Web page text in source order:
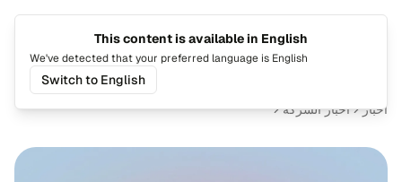
أخبار أخبار الشركة
This content is available in English
We've detected that your preferred language is English
Switch to English